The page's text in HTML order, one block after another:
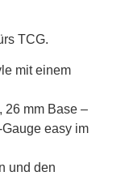
TCG.
mit einem
26 mm Base –
easy im
und den